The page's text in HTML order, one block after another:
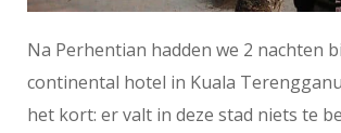
Na Perhentian hadden we 2 nachten
continental hotel in Kuala
het kort: er valt in deze stad niets te